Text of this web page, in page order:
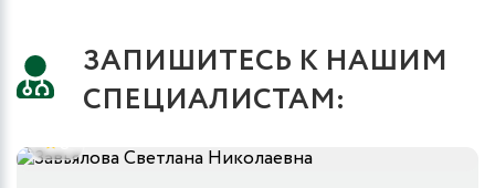
ЗАПИШИТЕСЬ К НАШИМ
СПЕЦИАЛИСТАМ:
5